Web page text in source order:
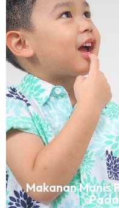
Makanan Manis
Pada